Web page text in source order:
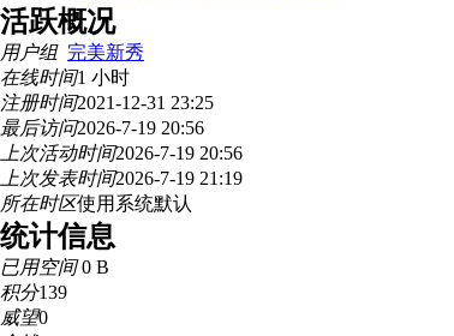
活跃概况
用户组 完美新秀
在线时间1 小时
注册时间2021-12-31 23:25
最后访问2026-7-19 20:56
上次活动时间2026-7-19 20:56
上次发表时间2026-7-19 21:19
所在时区使用系统默认
统计信息
已用空间0 B
积分139
威望0